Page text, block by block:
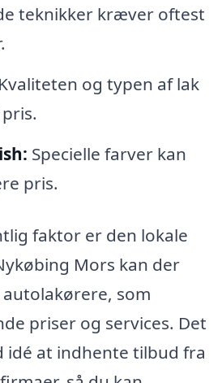
teknikker kræver oftest
Kvaliteten og typen af lak
Specielle farver kan
pris.
faktor er den lokale
Mors kan der
som
priser og services. Det
idé at indhente tilbud fra